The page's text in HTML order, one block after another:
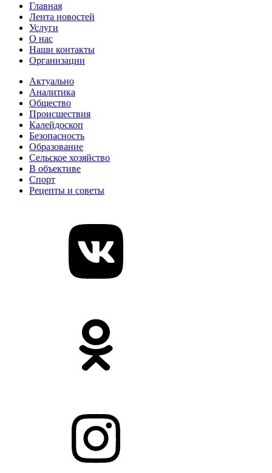
Главная
Лента новостей
Услуги
О нас
Наши контакты
Организации
Актуально
Аналитика
Общество
Происшествия
Калейдоскоп
Безопасность
Образование
Сельское хозяйство
В объективе
Спорт
Рецепты и советы